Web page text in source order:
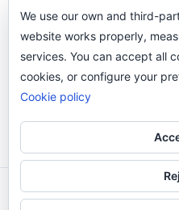
Y si una persona no
le quiten el teléfono.
Odi O'Malley © 2016-
We use our own and third-
website works properly,
services. You can accept all
cookies, or configure your
Cookie policy